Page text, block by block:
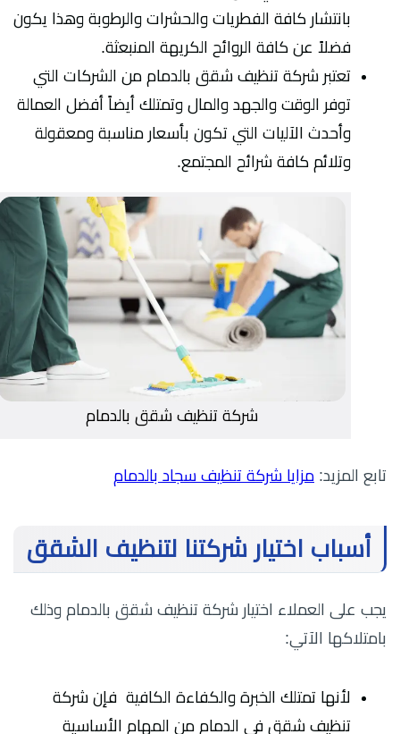
بانتشار كافة الفطريات والحشرات والرطوبة وهذا يكون
فضلاً عن كافة الروائح الكريهة المنبعثة.
تعتبر شركة تنظيف شقق بالدمام من الشركات التي
توفر الوقت والجهد والمال وتمتلك أيضاً أفضل العمالة
وأحدث الآليات التي تكون بأسعار مناسبة ومعقولة
وتلائم كافة شرائح المجتمع.
شركة تنظيف شقق بالدمام
تابع المزيد:مزايا شركة تنظيف سجاد بالدمام
أسباب اختيار شركتنا لتنظيف الشقق
يجب على العملاء اختيار شركة تنظيف شقق بالدمام وذلك
بامتلاكها الآتي:
لأنها تمتلك الخبرة والكفاءة الكافية فإن شركة
تنظيف شقق في الدمام من المهام الأساسية